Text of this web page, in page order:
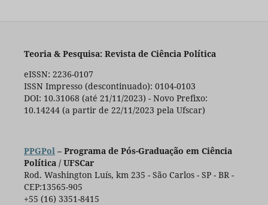
Teoria & Pesquisa: Revista de Ciência Política
eISSN: 2236-0107
ISSN Impresso (descontinuado): 0104-0103
DOI: 10.31068 (até 21/11/2023) - Novo Prefixo:
10.14244 (a partir de 22/11/2023 pela Ufscar)
PPGPol – Programa de Pós-Graduação em Ciência
Política / UFSCar
Rod. Washington Luís, km 235 - São Carlos - SP - BR -
CEP:13565-905
+55 (16) 3351-8415